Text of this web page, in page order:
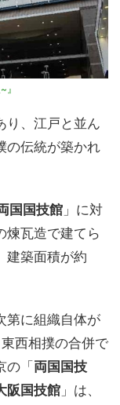
』
り、江戸と並ん
の伝統が築かれ
国国技館 」に対
煉瓦造で建てら
建築面積が約
第に組織自体が
西相撲の合併で
の「 両国国技
阪国技館 」は、